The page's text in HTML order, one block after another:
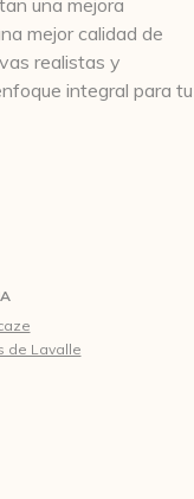
una mejora
mejor calidad de
realistas y
integral para tu
de Lavalle